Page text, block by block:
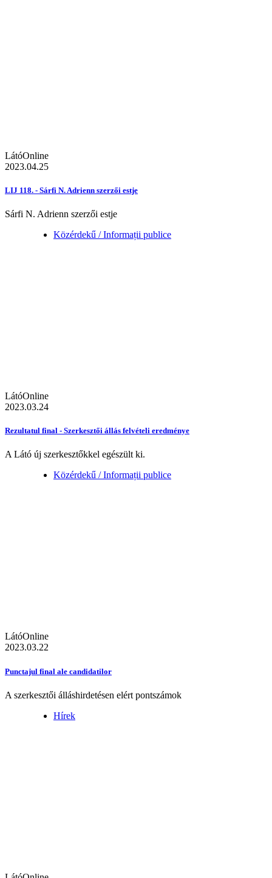
LátóOnline
2023.04.25
LIJ 118. - Sárfi N. Adrienn szerzői estje
Sárfi N. Adrienn szerzői estje
Közérdekű / Informații publice
LátóOnline
2023.03.24
Rezultatul final - Szerkesztői állás felvételi eredménye
A Látó új szerkesztőkkel egészült ki.
Közérdekű / Informații publice
LátóOnline
2023.03.22
Punctajul final ale candidatilor
A szerkesztői álláshirdetésen elért pontszámok
Hírek